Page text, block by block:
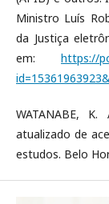
Ministro Luís
da Justiça
em: https://
WATANABE,
atualizado de
estudos. Belo